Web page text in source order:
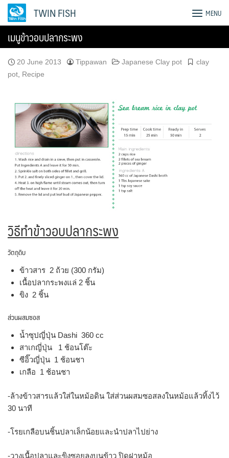
Skip
TWIN FISH MENU
เมนูข้าวอบปลากระพง
20 June 2013 Tippawan Japanese Clay pot
clay
pot Recipe
วิธีทำข้าวอบปลากระพง
วัตถุดิบ
ข้าวสาร 2 ถ้วย (300 กรัม)
เนื้อปลากระพงแล่ 2 ชิ้น
ขิง 2 ชิ้น
ส่วนผสมซอส
น้ำซุปญี่ปุ่น Dashi 360 cc
สาเกญี่ปุ่น 1 ช้อนโต๊ะ
ซีอิ๊วญี่ปุ่น 1 ช้อนชา
เกลือ 1 ช้อนชา
-ล้างข้าวสารแล้วใส่ในหม้อดิน ใส่ส่วนผสมซอสลงในหม้อแล้วทิ้งไว้
30 นาที
-โรยเกลือบนชิ้นปลาเล็กน้อยและนำปลาไปย่าง
-วางเนื้อปลาและขิงซอยลงบนข้าว ปิดฝาหม้อ